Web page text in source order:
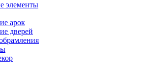
элементы
арок
дверей